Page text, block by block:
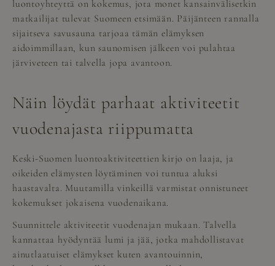
luontoyhteyttä on kokemus, jota monet kansainvälisetkin
matkailijat tulevat Suomeen etsimään. Päijänteen rannalla
sijaitseva savusauna tarjoaa tämän elämyksen
aidoimmillaan, kun saunomisen jälkeen voi pulahtaa
järviveteen tai talvella jopa avantoon.
Näin löydät parhaat aktiviteetit
vuodenajasta riippumatta
Keski-Suomen luontoaktiviteettien kirjo on laaja, ja
oikeiden elämysten löytäminen voi tuntua aluksi
haastavalta. Muutamilla vinkeillä varmistat onnistuneet
kokemukset jokaisena vuodenaikana.
Suunnittele aktiviteetit vuodenajan mukaan. Talvella
kannattaa hyödyntää lumi ja jää, jotka mahdollistavat
ainutlaatuiset elämykset kuten avantouinnin,